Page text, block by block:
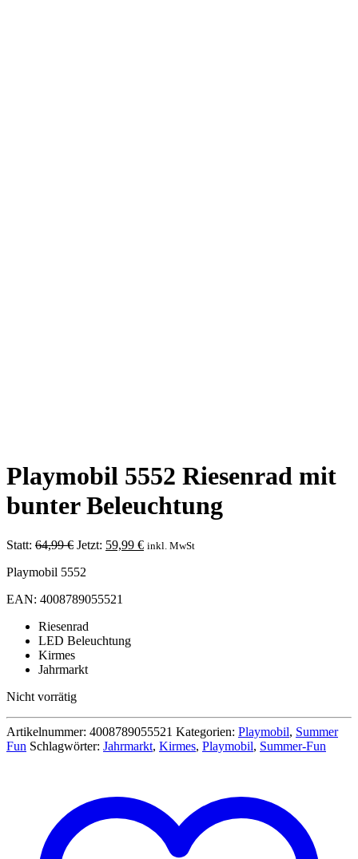
Playmobil 5552 Riesenrad mit
bunter Beleuchtung
Statt: 64,99€ Ursprünglicher
war:
Jetzt: 59,99 €Aktueller
inkl. MwSt
Playmobil 5552
EAN: 4008789055521
Riesenrad
LED Beleuchtung
Kirmes
Jahrmarkt
Nicht vorrätig
Artikelnummer: 4008789055521 Kategorien: Playmobil, Summer
Fun Schlagwörter: Jahrmarkt, Kirmes, Playmobil, Summer-Fun